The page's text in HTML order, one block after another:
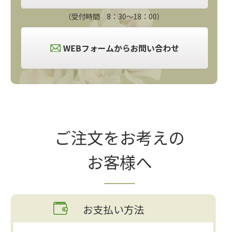
（受付時間 8：30～18：00）
WEBフォームからお問い合わせ
ご注文をお考えの
お客様へ
お支払い方法